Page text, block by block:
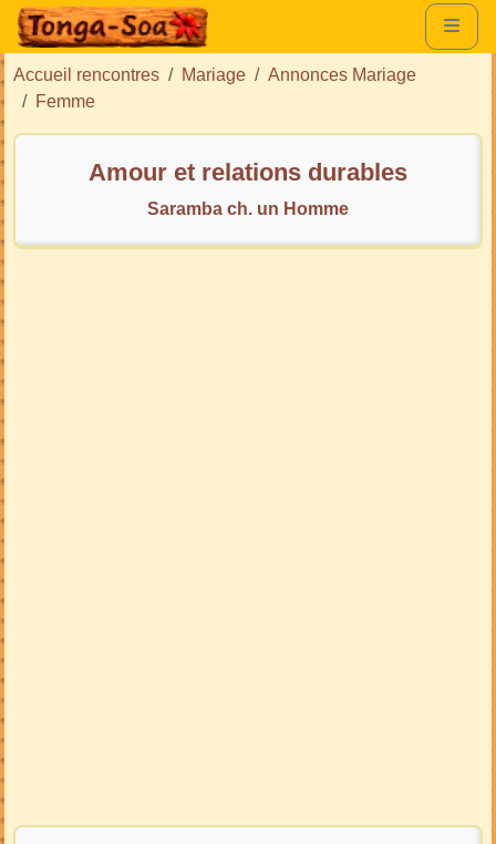
Accueil rencontres Mariage
Annonces Mariage
Femme
Amour et relations durables
Saramba ch. un Homme